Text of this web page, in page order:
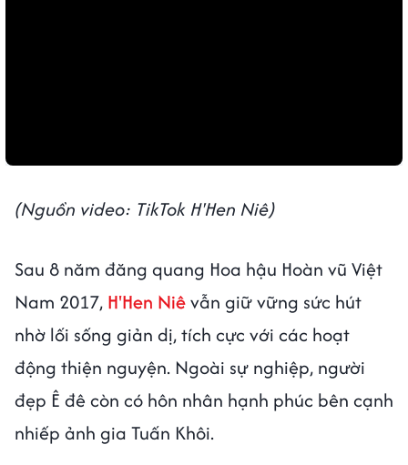
(Nguồn video: TikTok H'Hen Niê)
Sau 8 năm đăng quang Hoa hậu Hoàn vũ Việt
Nam 2017, H'Hen Niêvẫn giữ vững sức hút
nhờ lối sống giản dị, tích cực với các hoạt
động thiện nguyện. Ngoài sự nghiệp, người
đẹp Ê đê còn có hôn nhân hạnh phúc bên cạnh
nhiếp ảnh gia Tuấn Khôi.